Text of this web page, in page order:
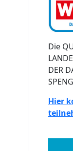
Die
DER
Hier